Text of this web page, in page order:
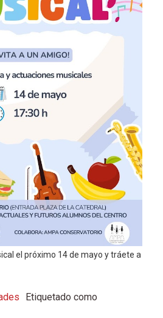
el próximo 14 de mayo y tráete a
Etiquetado como